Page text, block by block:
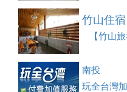
竹山住
【竹山旅
南投
玩全台灣